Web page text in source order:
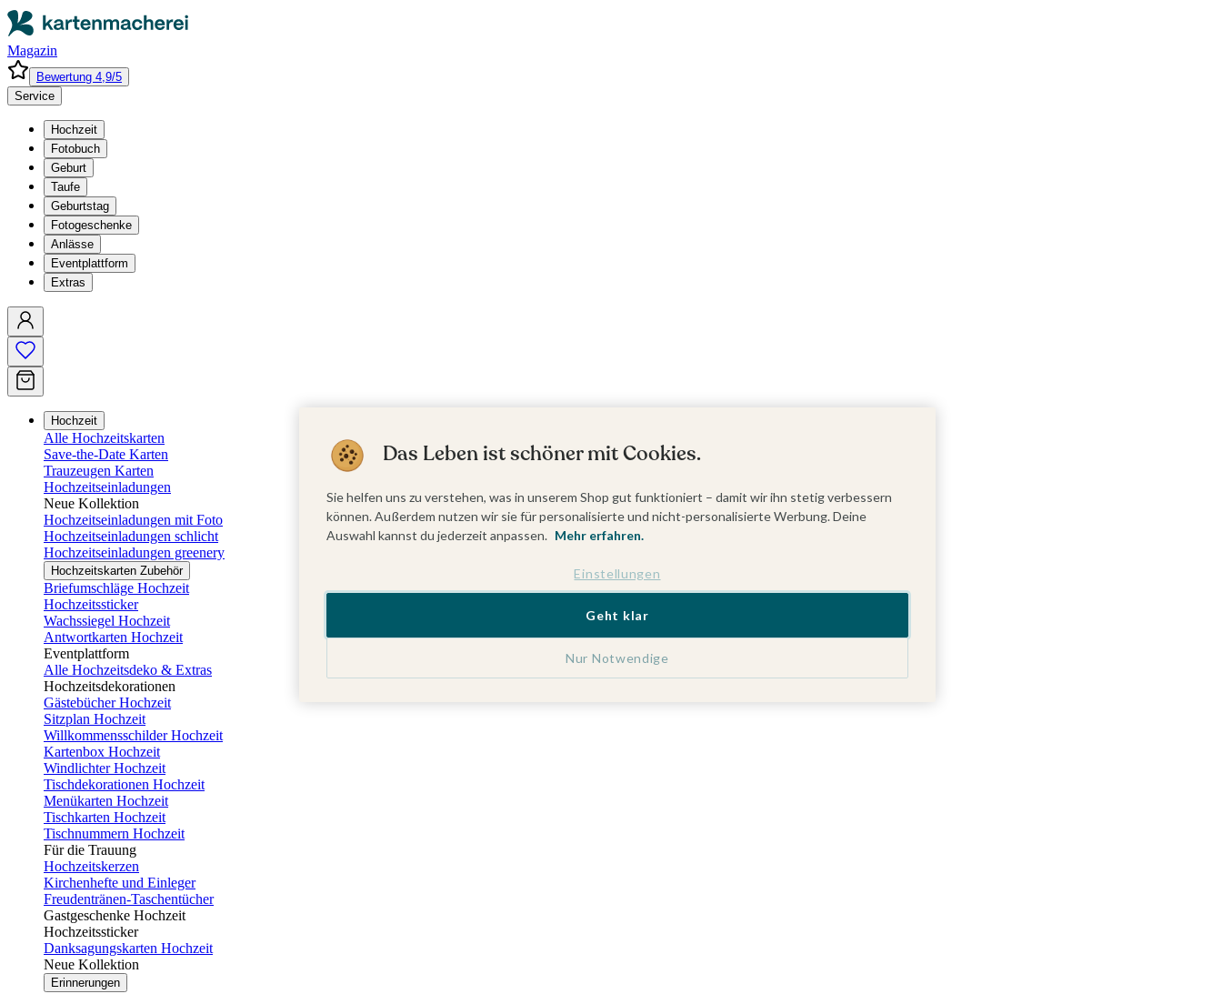
Magazin
Bewertung 4,9/5
Service
Hochzeit
Fotobuch
Geburt
Taufe
Geburtstag
Fotogeschenke
Anlässe
Eventplattform
Extras
Hochzeit
Alle Hochzeitskarten
Save-the-Date Karten
Trauzeugen Karten
Hochzeitseinladungen
Neue Kollektion
Hochzeitseinladungen mit Foto
Hochzeitseinladungen schlicht
Hochzeitseinladungen greenery
Hochzeitskarten Zubehör
Briefumschläge Hochzeit
Hochzeitssticker
Wachssiegel Hochzeit
Antwortkarten Hochzeit
Eventplattform
Alle Hochzeitsdeko & Extras
Hochzeitsdekorationen
Gästebücher Hochzeit
Sitzplan Hochzeit
Willkommensschilder Hochzeit
Kartenbox Hochzeit
Windlichter Hochzeit
Tischdekorationen Hochzeit
Menükarten Hochzeit
Tischkarten Hochzeit
Tischnummern Hochzeit
Für die Trauung
Hochzeitskerzen
Kirchenhefte und Einleger
Freudentränen-Taschentücher
Gastgeschenke Hochzeit
Hochzeitssticker
Danksagungskarten Hochzeit
Neue Kollektion
Erinnerungen
Das Leben ist schöner mit Cookies.
Sie helfen uns zu verstehen, was in unserem Shop gut funktioniert – damit wir ihn stetig verbessern
können. Außerdem nutzen wir sie für personalisierte und nicht-personalisierte Werbung. Deine
Auswahl kannst du jederzeit anpassen. Mehr erfahren.
Einstellungen
Nur Notwendige
Geht klar